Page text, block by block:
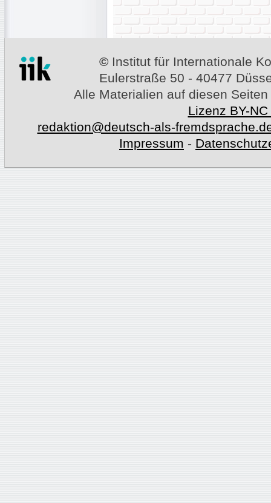
© Institut für Internationale
Eulerstraße 50 - 40477
Alle Materialien auf diesen
Lizenz BY-
redaktion@deutsch-als-
Impressum -